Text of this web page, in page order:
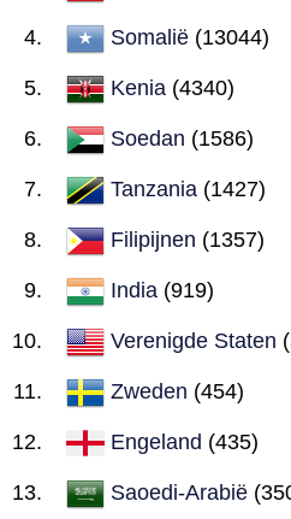
Somalië (13044)
Kenia (4340)
Soedan (1586)
Tanzania (1427)
Filipijnen (1357)
India (919)
Verenigde Staten
Zweden (454)
Engeland (435)
Saoedi-Arabië